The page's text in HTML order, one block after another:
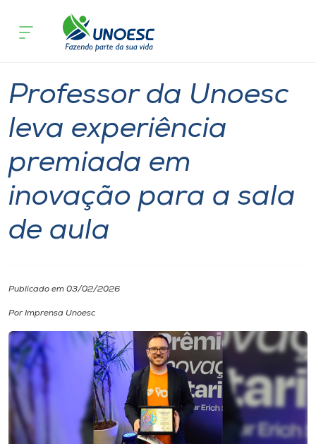
Cursos
Pesquisa
Atendimento ao Estudante
Portal de Ensino
Internacionalização
I.nova
Cultura
Professor
Professor da Unoesc
leva experiência
premiada em
inovação para a sala
de aula
Publicado em 03/02/2026
Por Imprensa Unoesc